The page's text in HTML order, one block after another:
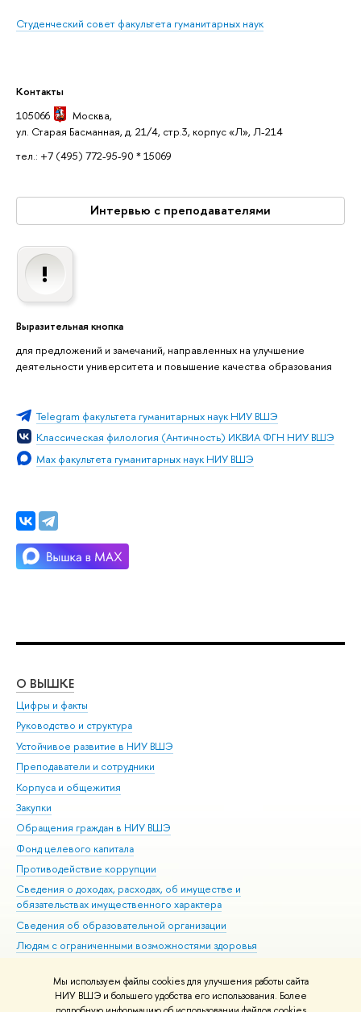
Мы используем файлы cookies для улучшения работы сайта
НИУ ВШЭ и большего удобства его использования. Более
Студенческий совет факультета гуманитарных наук
Контакты
105066
Москва,
ул. Старая Басманная, д. 21/4, стр.3, корпус «Л», Л-214
тел.: +7 (495) 772-95-90 * 15069
Интервью с преподавателями
Выразительная кнопка
для предложений и замечаний, направленных на улучшение
деятельности университета и повышение качества образования
Telegram факультета гуманитарных наук НИУ ВШЭ
Классическая филология (Античность) ИКВИА ФГН НИУ ВШЭ
Max факультета гуманитарных наук НИУ ВШЭ
О ВЫШКЕ
Цифры и факты
Руководство и структура
Устойчивое развитие в НИУ ВШЭ
Преподаватели и сотрудники
Корпуса и общежития
Закупки
Обращения граждан в НИУ ВШЭ
Фонд целевого капитала
Противодействие коррупции
Сведения о доходах, расходах, об имуществе и
обязательствах имущественного характера
Сведения об образовательной организации
Людям с ограниченными возможностями здоровья
Работа в Вышке